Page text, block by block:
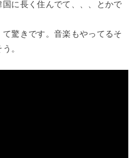
に長く住んでて、、、とかで
驚きです。音楽もやってるそ
。